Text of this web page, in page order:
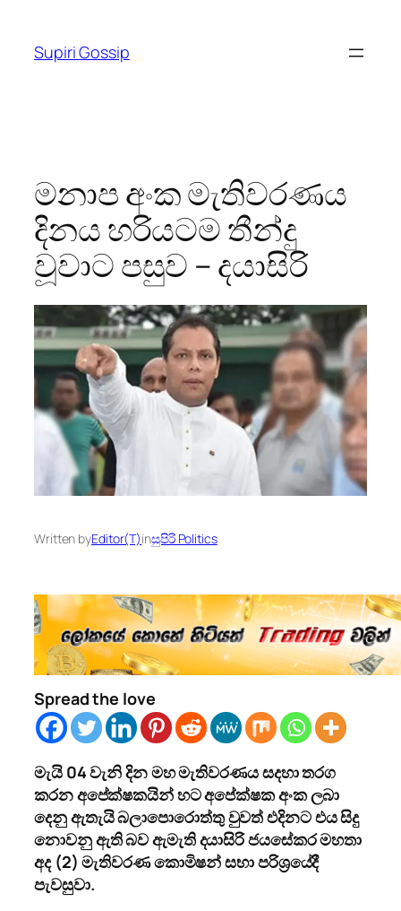
content
Supiri Gossip
මනාප අංක මැතිවරණය
දිනය හරියටම තීන්දු
වූවාට පසුව – දයාසිරි
Written byEditor(T)inසුපිරි Politics
Spread the love
මැයි 04 වැනි දින මහ මැතිවරණය සදහා තරග
කරන අපේක්ෂකයින් හට අපේක්ෂක අංක ලබා
දෙනු ඇතැයි බලාපොරොත්තු වුවත් එදිනට එය සිදු
නොවනු ඇති බව ඇමැති දයාසිරි ජයසේකර මහතා
අද (2) මැතිවරණ කොමිෂන් සභා පරිශ්‍රයේදී
පැවසුවා.